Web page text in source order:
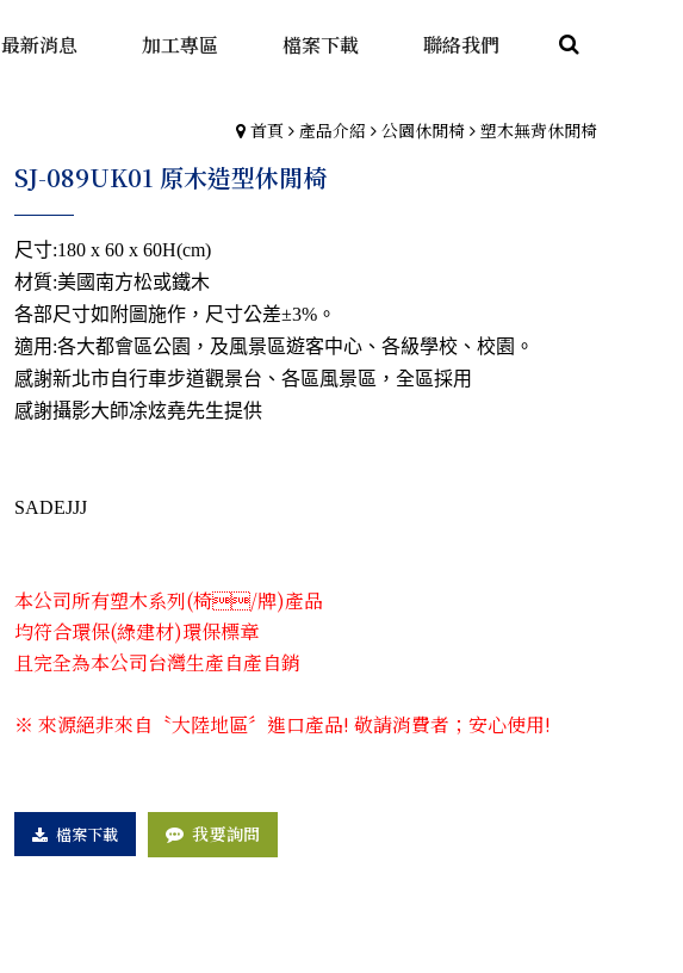
最新消息 加工專區 檔案下載 聯絡我們
首頁 產品介紹 公園休閒椅 塑木無背休閒椅
SJ-089UK01 原木造型休閒椅
尺寸:180 x 60 x 60H(cm)
材質:美國南方松或鐵木
各部尺寸如附圖施作，尺寸公差±3%。
適用:各大都會區公園，及風景區遊客中心、各級學校、校園。
感謝新北市自行車步道觀景台、各區風景區，全區採用
感謝攝影大師凃炫堯先生提供
SADEJJJ
本公司所有塑木系列(椅​/牌)產品
均符合環保(綠建材)環保標章
且完全為本公司台灣生產自產自銷
※ 來源絕非來自〝大陸地區〞進口產品! 敬請消費者；安心使用!
檔案下載 我要詢問